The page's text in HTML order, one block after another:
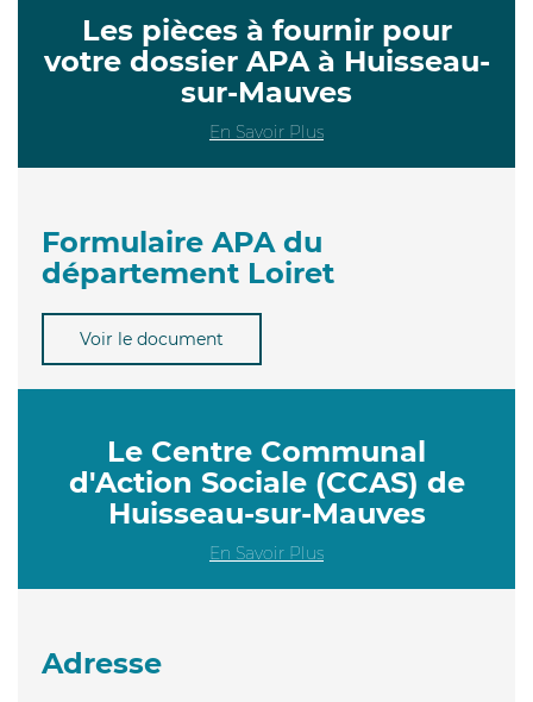
Les pièces à fournir pour
votre dossier APA à Huisseau-
sur-Mauves
En Savoir Plus
Formulaire APA du
département Loiret
Voir le document
Le Centre Communal
d'Action Sociale (CCAS) de
Huisseau-sur-Mauves
En Savoir Plus
Adresse